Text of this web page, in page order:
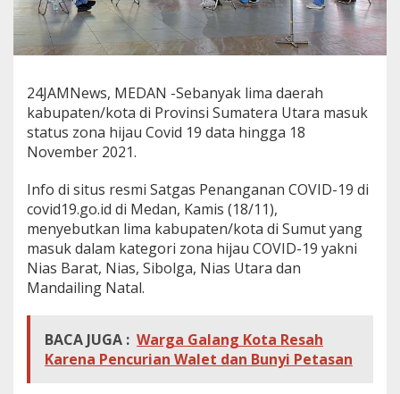
24JAMNews, MEDAN -Sebanyak lima daerah
kabupaten/kota di Provinsi Sumatera Utara masuk
status zona hijau Covid 19 data hingga 18
November 2021.
Info di situs resmi Satgas Penanganan COVID-19 di
covid19.go.id di Medan, Kamis (18/11),
menyebutkan lima kabupaten/kota di Sumut yang
masuk dalam kategori zona hijau COVID-19 yakni
Nias Barat, Nias, Sibolga, Nias Utara dan
Mandailing Natal.
BACA JUGA : Warga Galang Kota Resah
Karena Pencurian Walet dan Bunyi Petasan